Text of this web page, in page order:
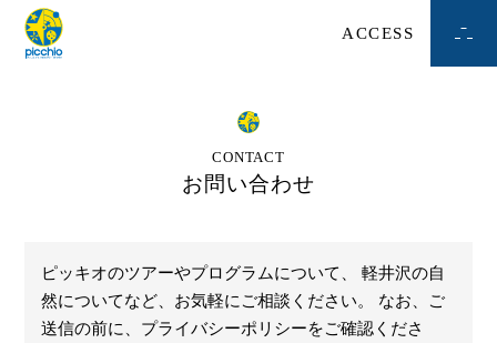
ACCESS
CONTACT
お問い合わせ
ピッキオのツアーやプログラムについて、
軽井沢の自
然についてなど、お気軽にご相談ください。
なお、ご
送信の前に、プライバシーポリシーをご確認くださ